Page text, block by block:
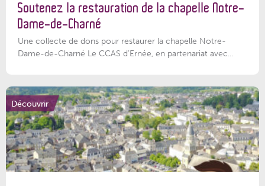
Soutenez la restauration de la chapelle Notre-
Dame-de-Charné
Une collecte de dons pour restaurer la chapelle Notre-
Dame-de-Charné Le CCAS d’Ernée, en partenariat avec...
Découvrir